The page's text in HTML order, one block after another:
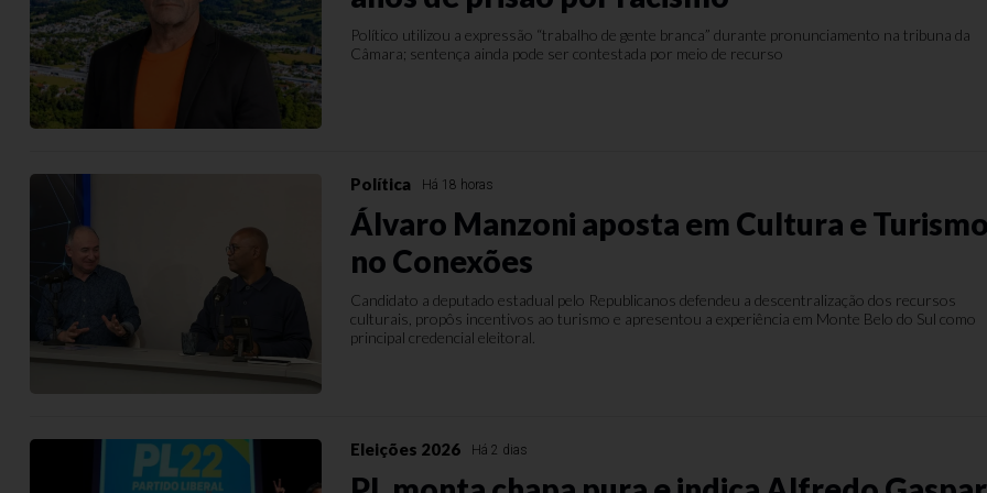
Político utilizou a expressão “trabalho de gente branca” durante pronunciamento na tribuna da
Câmara; sentença ainda pode ser contestada por meio de recurso
Política Há 18 horas
Álvaro Manzoni aposta em Cultura e
no Conexões
Candidato a deputado estadual pelo Republicanos defendeu a descentralização dos recursos
culturais, propôs incentivos ao turismo e apresentou a experiência em Monte Belo do Sul como
principal credencial eleitoral.
Eleições 2026 Há 2 dias